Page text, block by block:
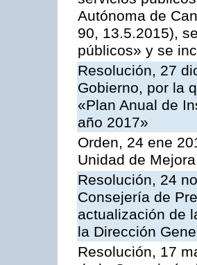
Autónoma de
90, 13.5.2015),
públicos» y se
Resolución, 27
Gobierno, por la
«Plan Anual de
año 2017»
Orden, 24 ene
Unidad de
Resolución, 24
Consejería de
actualización de
la Dirección
Resolución, 17